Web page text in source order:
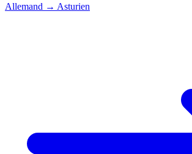
Allemand → Asturien